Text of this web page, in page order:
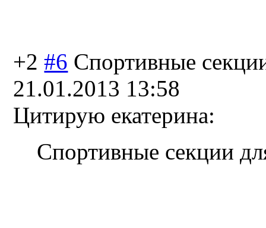
+2 #6 Спортивные
21.01.2013 13:58
Цитирую екатерина:
Спортивные секции